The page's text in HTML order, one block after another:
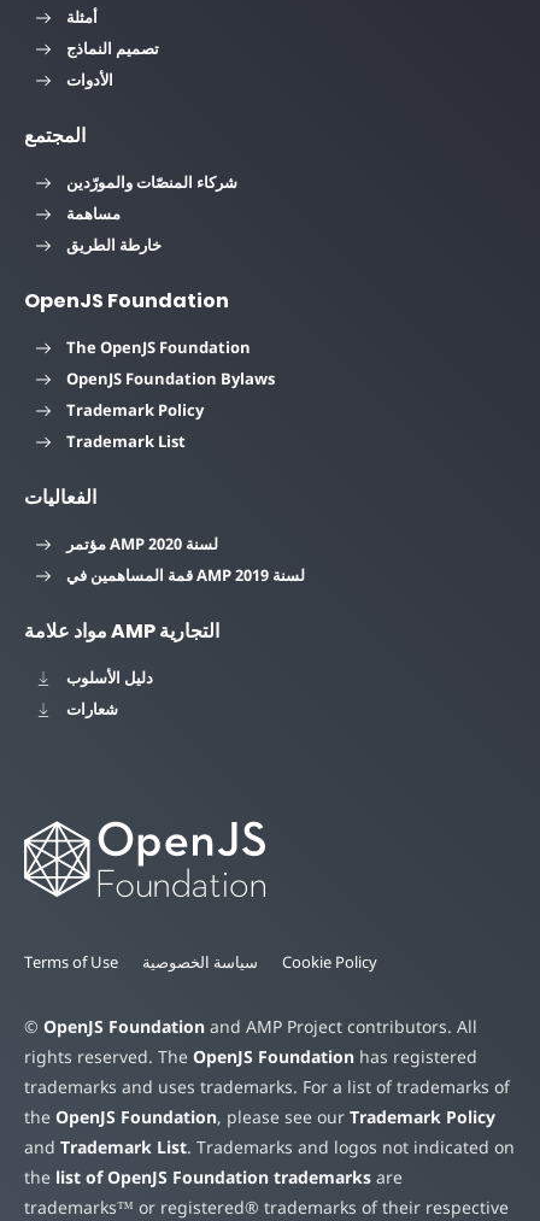
أمثلة
تصميم النماذج
الأدوات
المجتمع
شركاء المنصّات والمورّدين
مساهمة
خارطة الطريق
OpenJS Foundation
The OpenJS Foundation
OpenJS Foundation Bylaws
Trademark Policy
Trademark List
الفعاليات
مؤتمر AMP لسنة 2020
قمة المساهمين في AMP لسنة 2019
مواد علامة AMP التجارية
دليل الأسلوب
شعارات
Terms of Use سياسة الخصوصية Cookie Policy
© OpenJS Foundation and AMP Project contributors. All
rights reserved. The OpenJS Foundation has registered
trademarks and uses trademarks. For a list of trademarks of
the OpenJS Foundation, please see our Trademark Policy
and Trademark List. Trademarks and logos not indicated on
the list of OpenJS Foundation trademarks are
trademarks™ or registered® trademarks of their respective